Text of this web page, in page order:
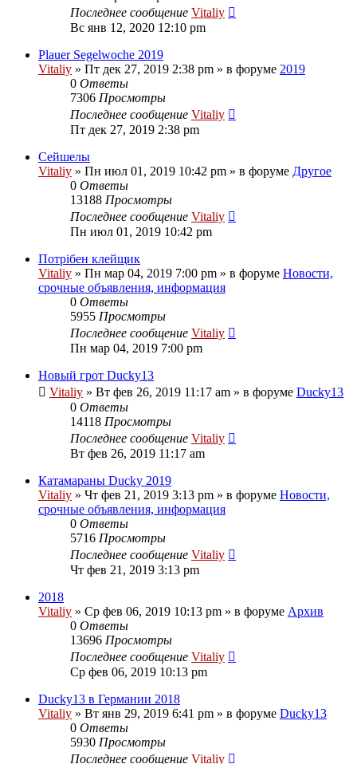
Последнее сообщение Vitaliy
Вс янв 12, 2020 12:10 pm
Plauer Segelwoche 2019
Vitaliy » Пт дек 27, 2019 2:38 pm » в форуме 2019
0 Ответы
7306 Просмотры
Последнее сообщение Vitaliy
Пт дек 27, 2019 2:38 pm
Сейшелы
Vitaliy » Пн июл 01, 2019 10:42 pm » в форуме Другое
0 Ответы
13188 Просмотры
Последнее сообщение Vitaliy
Пн июл 01, 2019 10:42 pm
Потрібен клейщик
Vitaliy » Пн мар 04, 2019 7:00 pm » в форуме Новости,
срочные объявления, информация
0 Ответы
5955 Просмотры
Последнее сообщение Vitaliy
Пн мар 04, 2019 7:00 pm
Новый грот Ducky13
Vitaliy » Вт фев 26, 2019 11:17 am » в форуме Ducky13
0 Ответы
14118 Просмотры
Последнее сообщение Vitaliy
Вт фев 26, 2019 11:17 am
Катамараны Ducky 2019
Vitaliy » Чт фев 21, 2019 3:13 pm » в форуме Новости,
срочные объявления, информация
0 Ответы
5716 Просмотры
Последнее сообщение Vitaliy
Чт фев 21, 2019 3:13 pm
2018
Vitaliy » Ср фев 06, 2019 10:13 pm » в форуме Архив
0 Ответы
13696 Просмотры
Последнее сообщение Vitaliy
Ср фев 06, 2019 10:13 pm
Ducky13 в Германии 2018
Vitaliy » Вт янв 29, 2019 6:41 pm » в форуме Ducky13
0 Ответы
5930 Просмотры
Последнее сообщение Vitaliy